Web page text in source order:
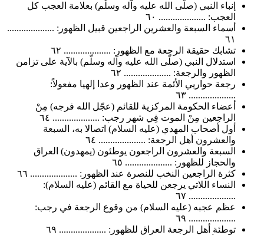
إنباء النبي (صلّى الله عليه وآله وسلّم) بعلامة العجب كل
العجب: .................... ٦٠
أسماء السبعة والعشرين الراجعين قبيل الظهور: ....................
تشابك حقيقة الرجعة مع الظهور: .................... ٦٢
استدلال النبي (صلّى الله عليه وآله وسلّم) بالآية على تزامن
الظهور والرجعة: .................... ٦٢
رجعة حواريي الأئمة عند الظهور وعدا إلهيا مفعولاً:
.................... ٦٣
أعضاء الحكومة المركزية للقائم (عجّل الله فرجه) مِنْ
الراجعين مِنْ الموت فِي شهر رجب: .................... ٦٤
أول أصحاب المهدي (عليه السلام) اتصالا به، السبعة
والعشرون أهل الرجعة: .................... ٦٤
السبعة والعشرون الراجعون يوطئون (يمهدون) العراق
والحجاز للظهور: .................... ٦٥
كثرة الراجعين النخب للنصرة عند الظهور: .................... ٦٦
النساء اللاتي يرجعن للحياة مع القائم (عليه السلام):
.................... ٦٧
عظم عجبه (عليه السلام) من وقوع الرجعة في رجب:
.................... ٦٩
توطئة أهل الرجعة العراق للظهور: .................... ٦٩